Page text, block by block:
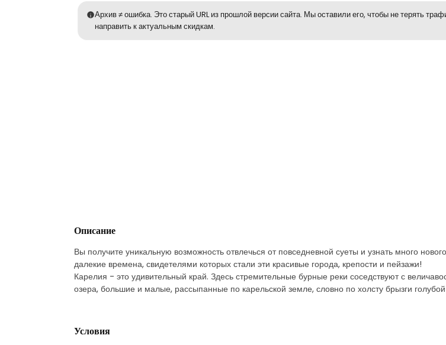
Архив ≠ ошибка. Это старый URL из прошлой версии сайта. Мы оставили его, чтобы не терять
направить к актуальным скидкам.
Описание
Вы получите уникальную возможность отвлечься от повседневной суеты и узнать много
далекие времена, свидетелями которых стали эти красивые города, крепости и пейзажи!
Карелия - это удивительный край. Здесь стремительные бурные реки соседствуют с
озера, большие и малые, рассыпанные по карельской земле, словно по холсту брызги
Условия